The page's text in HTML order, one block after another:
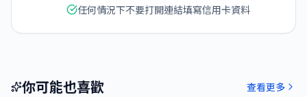
任何情況下不要打開連結填寫信用卡資料
你可能也喜歡 查看更多